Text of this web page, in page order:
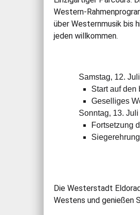
Western-
über Westernmusik bis
jeden willkommen.
Samstag, 12.
Start auf den
Geselliges
Sonntag, 13. Juli
Fortsetzung
Die Westerstadt
Westens und genießen